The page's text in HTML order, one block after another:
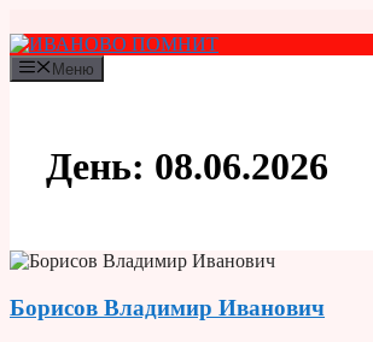
к
содержимому
Меню
День: 08.06.2026
Борисов Владимир Иванович